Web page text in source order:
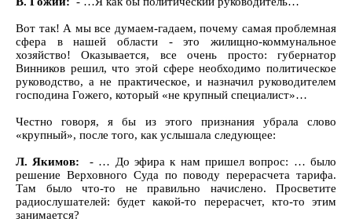
Вот так! А мы все думаем-гадаем, почему самая проблемная
сфера в нашей области - это жилищно-коммунальное
хозяйство! Оказывается, все очень просто: губернатор
Винников решил, что этой сфере необходимо политическое
руководство, а не практическое, и назначил руководителем
господина Гожего, который «не крупный специалист»…
Честно говоря, я бы из этого признания убрала слово
«крупный», после того, как услышала следующее:
Л. Якимов: - … До эфира к нам пришел вопрос: … было
решение Верховного Суда по поводу перерасчета тарифа.
Там было что-то не правильно начислено. Просветите
радиослушателей: будет какой-то перерасчет, кто-то этим
занимается?